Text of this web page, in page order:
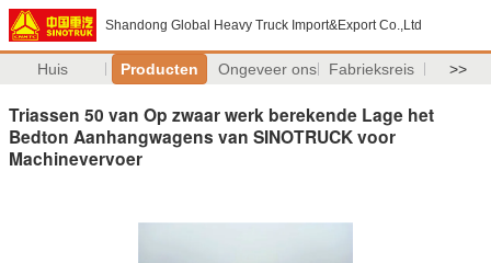
Shandong Global Heavy Truck Import&Export Co.,Ltd
Huis Producten Ongeveer ons Fabrieksreis >>
Triassen 50 van Op zwaar werk berekende Lage het
Bedton Aanhangwagens van SINOTRUCK voor
Machinevervoer